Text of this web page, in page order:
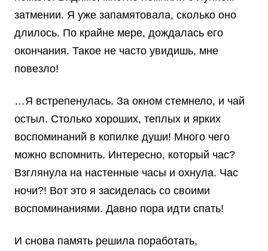
затмении. Я уже запамятовала, сколько оно
длилось. По крайне мере, дождалась его
окончания. Такое не часто увидишь, мне
повезло!
…Я встрепенулась. За окном стемнело, и чай
остыл. Столько хороших, теплых и ярких
воспоминаний в копилке души! Много чего
можно вспомнить. Интересно, который час?
Взглянула на настенные часы и охнула. Час
ночи?! Вот это я засиделась со своими
воспоминаниями. Давно пора идти спать!
И снова память решила поработать,